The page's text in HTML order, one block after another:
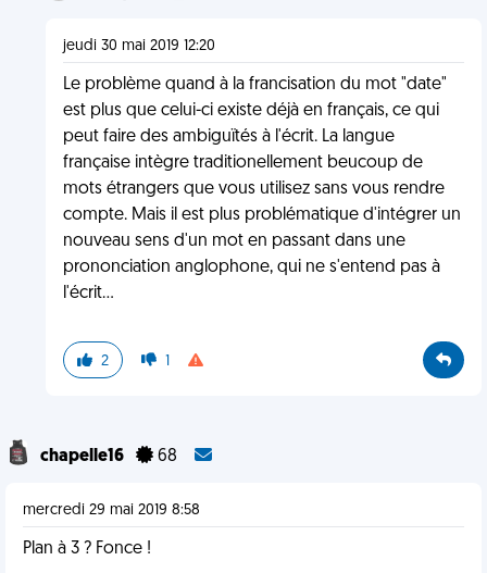
jeudi 30 mai 2019 12:20
Le problème quand à la francisation du mot "date"
est plus que celui-ci existe déjà en français, ce qui
peut faire des ambiguïtés à l'écrit. La langue
française intègre traditionellement beucoup de
mots étrangers que vous utilisez sans vous rendre
compte. Mais il est plus problématique d'intégrer un
nouveau sens d'un mot en passant dans une
prononciation anglophone, qui ne s'entend pas à
l'écrit...
2 1
chapelle16 68
mercredi 29 mai 2019 8:58
Plan à 3 ? Fonce !